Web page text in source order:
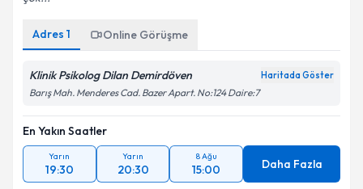
Adres 1 Online Görüşme
Klinik Psikolog Dilan Demirdöven Haritada Göster
Barış Mah. Menderes Cad. Bazer Apart. No:124 Daire:7
En Yakın Saatler
Yarın
19:30
Yarın
20:30
8 Ağu
15:00 Daha Fazla